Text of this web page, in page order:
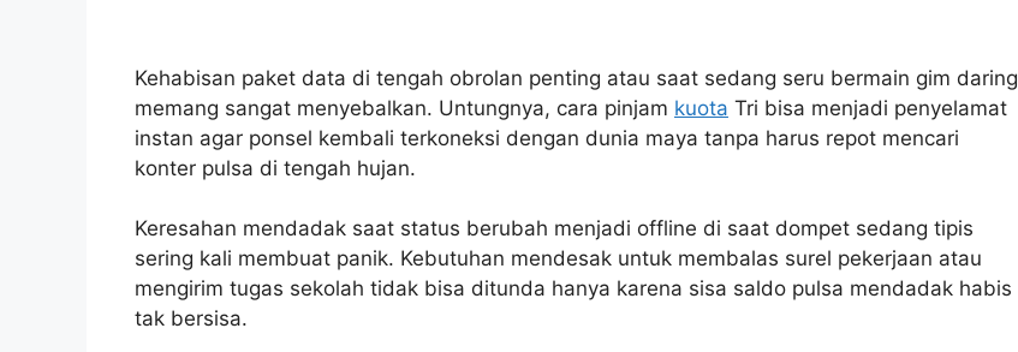
Kehabisan paket data di tengah obrolan penting atau saat sedang seru bermain gim daring
memang sangat menyebalkan. Untungnya, cara pinjam kuota Tri bisa menjadi penyelamat
instan agar ponsel kembali terkoneksi dengan dunia maya tanpa harus repot mencari
konter pulsa di tengah hujan.
Keresahan mendadak saat status berubah menjadi offline di saat dompet sedang tipis
sering kali membuat panik. Kebutuhan mendesak untuk membalas surel pekerjaan atau
mengirim tugas sekolah tidak bisa ditunda hanya karena sisa saldo pulsa mendadak habis
tak bersisa.